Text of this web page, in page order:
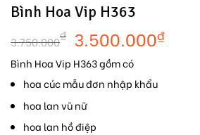
Bình Hoa Vip H363
3.750.000₫ 3.500.000₫
Bình Hoa Vip H363 gồm có
hoa cúc mẫu đơn nhập khẩu
hoa lan vũ nữ
hoa lan hồ điệp